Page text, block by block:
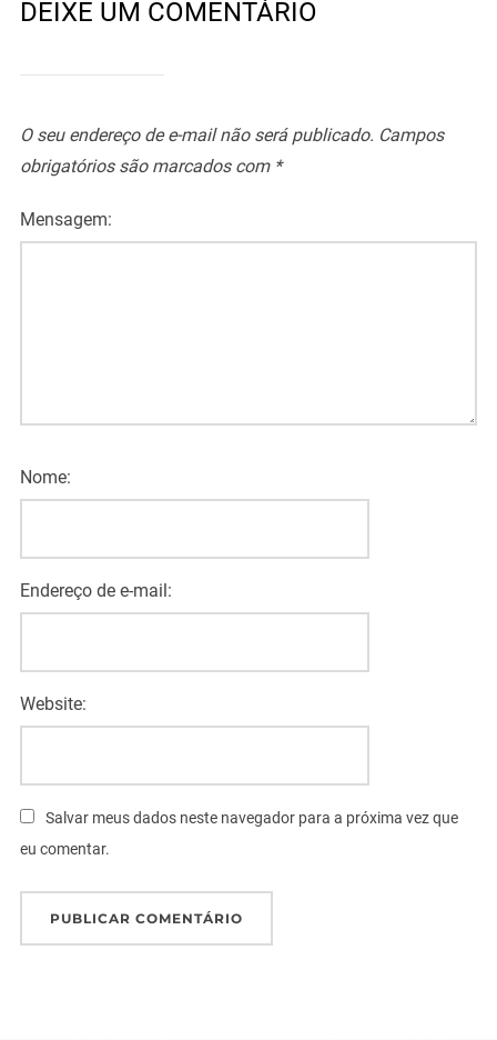
DEIXE UM COMENTÁRIO
O seu endereço de e-mail não será publicado. Campos
obrigatórios são marcados com *
Mensagem:
Nome:
Endereço de e-mail:
Website:
Salvar meus dados neste navegador para a próxima vez que
eu comentar.